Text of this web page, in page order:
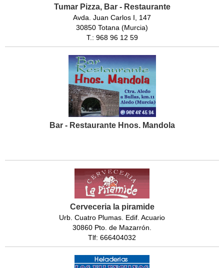
Tumar Pizza, Bar - Restaurante
Avda. Juan Carlos I, 147
30850 Totana (Murcia)
T.: 968 96 12 59
Bar - Restaurante Hnos. Mandola
Cerveceria la piramide
Urb. Cuatro Plumas. Edif. Acuario
30860 Pto. de Mazarrón.
Tlf: 666404032